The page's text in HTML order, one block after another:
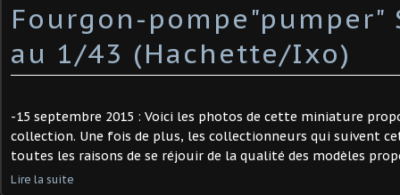
Fourgon-pompe"pumper"
au 1/43 (Hachette/Ixo)
-15 septembre 2015 : Voici les photos de cette miniature
collection. Une fois de plus, les collectionneurs qui suivent
toutes les raisons de se réjouir de la qualité des modèles
Lire la suite